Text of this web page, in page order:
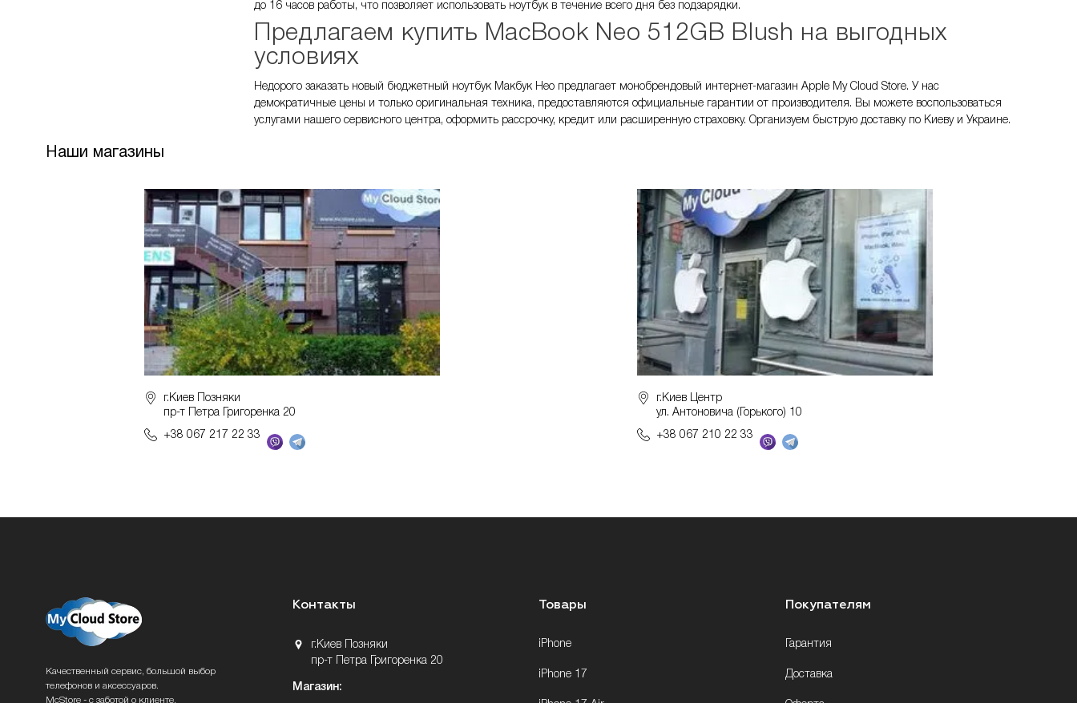
до 16 часов работы, что позволяет использовать ноутбук в течение всего дня без подзарядки.
Предлагаем купить MacBook Neo 512GB Blush на выгодных
условиях
Недорого заказать новый бюджетный ноутбук Макбук Нео предлагает монобрендовый интернет-магазин Apple My Cloud Store. У нас
демократичные цены и только оригинальная техника, предоставляются официальные гарантии от производителя. Вы можете воспользоваться
услугами нашего сервисного центра, оформить рассрочку, кредит или расширенную страховку. Организуем быструю доставку по Киеву и Украине.
Наши магазины
г.Киев Позняки
пр-т Петра Григоренка 20
+38 067 217 22 33
г.Киев Центр
ул. Антоновича (Горького) 10
+38 067 210 22 33
Качественный сервис, большой выбор
телефонов и аксессуаров.
McStore - с заботой о клиенте.
Контакты
г.Киев Позняки
пр-т Петра Григоренка 20
Магазин:
Товары
iPhone
iPhone 17
Покупателям
Гарантия
Доставка